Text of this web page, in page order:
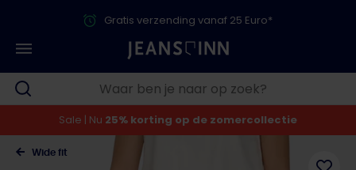
Gratis verzending vanaf 25 Euro*
Sale | Nu 25% korting op de zomercollectie
Wide fit